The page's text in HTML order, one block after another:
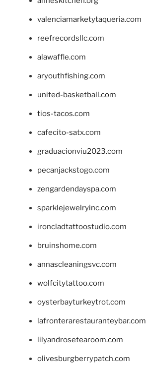
valenciamarketytaqueria.com
reefrecordsllc.com
alawaffle.com
aryouthfishing.com
united-basketball.com
tios-tacos.com
cafecito-satx.com
graduacionviu2023.com
pecanjackstogo.com
zengardendayspa.com
sparklejewelryinc.com
ironcladtattoostudio.com
bruinshome.com
annascleaningsvc.com
wolfcitytattoo.com
oysterbayturkeytrot.com
lafronterarestauranteybar.com
lilyandrosetearoom.com
olivesburgberrypatch.com